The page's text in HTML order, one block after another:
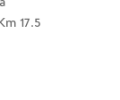
17.5